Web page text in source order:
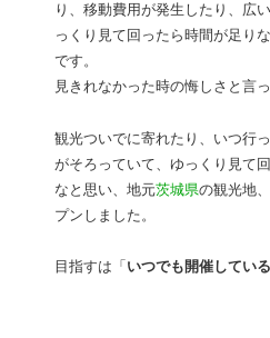
り、移動費用が発生したり、広
っくり見て回ったら時間が足り
です。
見きれなかった時の悔しさと言
観光ついでに寄れたり、いつ行
がそろっていて、ゆっくり見て
なと思い、地元茨城県の観光地、
プンしました。
目指すは「 いつでも開催してい